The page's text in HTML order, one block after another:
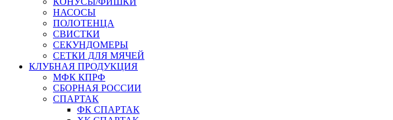
НАСОСЫ
ПОЛОТЕНЦА
СВИСТКИ
СЕКУНДОМЕРЫ
СЕТКИ ДЛЯ МЯЧЕЙ
КЛУБНАЯ ПРОДУКЦИЯ
МФК КПРФ
СБОРНАЯ РОССИИ
СПАРТАК
ФК СПАРТАК